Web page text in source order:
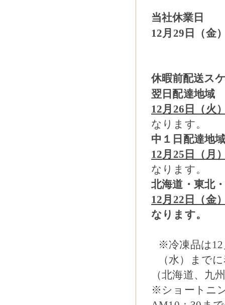
当社休業日
12月29日（
休暇前配送ス
翌日配達地域
12月26日（火
なります。
中１日配達地
12月25日（月
なります。
北海道・東北
12月22日（金
なります。
※冷凍品は
（水）まで
（北海道、九
※ショートニ